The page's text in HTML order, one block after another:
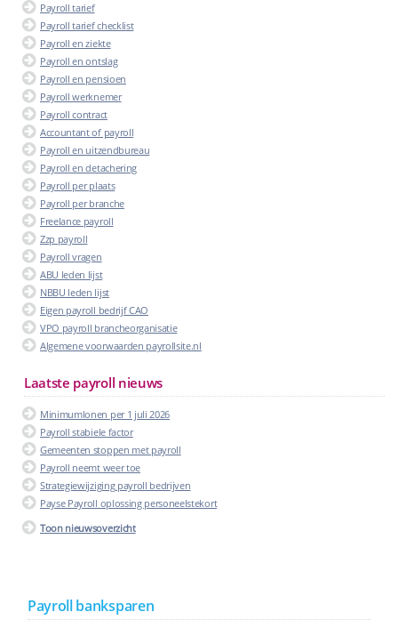
Payroll tarief
Payroll tarief checklist
Payroll en ziekte
Payroll en ontslag
Payroll en pensioen
Payroll werknemer
Payroll contract
Accountant of payroll
Payroll en uitzendbureau
Payroll en detachering
Payroll per plaats
Payroll per branche
Freelance payroll
Zzp payroll
Payroll vragen
ABU leden lijst
NBBU leden lijst
Eigen payroll bedrijf CAO
VPO payroll brancheorganisatie
Algemene voorwaarden payrollsite.nl
Laatste payroll nieuws
Minimumlonen per 1 juli 2026
Payroll stabiele factor
Gemeenten stoppen met payroll
Payroll neemt weer toe
Strategiewijziging payroll bedrijven
Payse Payroll oplossing personeelstekort
Toon nieuwsoverzicht
Payroll banksparen